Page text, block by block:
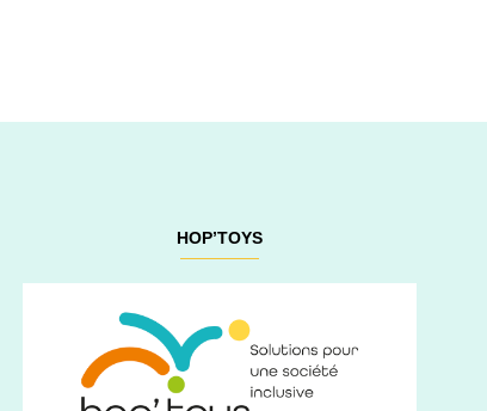
HOP’TOYS